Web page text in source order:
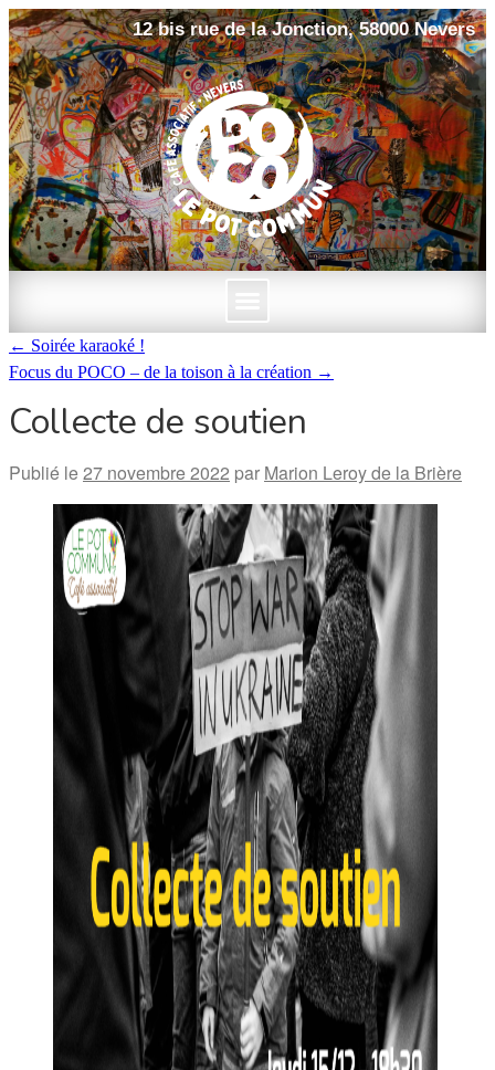
12 bis rue de la Jonction, 58000 Nevers
← Soirée karaoké !
Focus du POCO – de la toison à la création →
Collecte de soutien
Publié le27 novembre 2022 par Marion Leroy de la Brière